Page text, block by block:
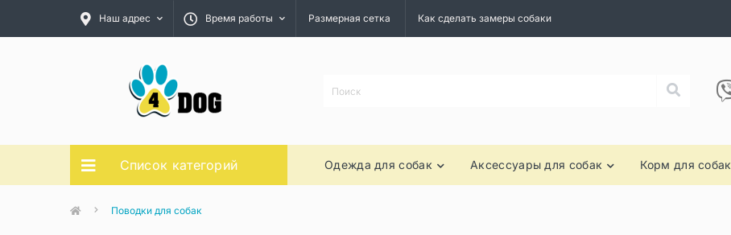
Наш адрес Время работы Размерная сетка Как сделать замеры собаки
Список категорий Одежда для собак Аксессуары для собак Корм для собак
Поводки для собак